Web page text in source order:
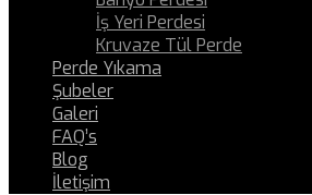
İş Yeri Perdesi
Kruvaze Tül Perde
Perde Yıkama
Şubeler
Galeri
FAQ’s
Blog
İletişim